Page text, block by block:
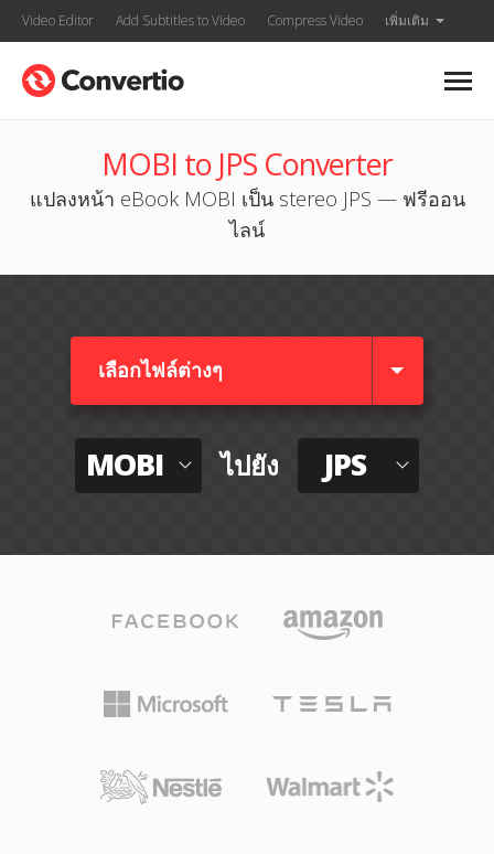
Video Editor Add Subtitles to Video Compress Video เพิ่มเติม
MOBI to JPS Converter
แปลงหน้า eBook MOBI เป็น stereo JPS — ฟรีออน
ไลน์
เลือกไฟล์ต่างๆ​
MOBI ไปยัง JPS